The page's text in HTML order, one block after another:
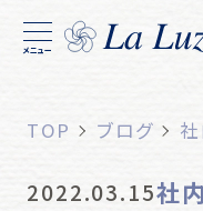
メニュー
TOP ブログ
2022.03.15社